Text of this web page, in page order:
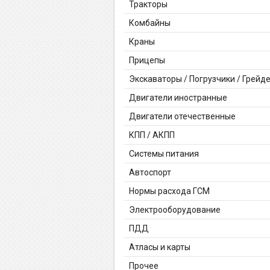
Тракторы
Комбайны
Краны
Прицепы
Экскаваторы / Погрузчики /
Двигатели иностранные
Двигатели отечественные
КПП / АКПП
Системы питания
Автоспорт
Нормы расхода ГСМ
Электрооборудование
ПДД
Атласы и карты
Прочее